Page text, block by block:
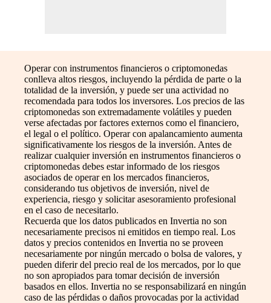
Operar con instrumentos financieros o criptomonedas
conlleva altos riesgos, incluyendo la pérdida de parte o la
totalidad de la inversión, y puede ser una actividad no
recomendada para todos los inversores. Los precios de las
criptomonedas son extremadamente volátiles y pueden
verse afectadas por factores externos como el financiero,
el legal o el político. Operar con apalancamiento aumenta
significativamente los riesgos de la inversión. Antes de
realizar cualquier inversión en instrumentos financieros o
criptomonedas debes estar informado de los riesgos
asociados de operar en los mercados financieros,
considerando tus objetivos de inversión, nivel de
experiencia, riesgo y solicitar asesoramiento profesional
en el caso de necesitarlo.
Recuerda que los datos publicados en Invertia no son
necesariamente precisos ni emitidos en tiempo real. Los
datos y precios contenidos en Invertia no se proveen
necesariamente por ningún mercado o bolsa de valores, y
pueden diferir del precio real de los mercados, por lo que
no son apropiados para tomar decisión de inversión
basados en ellos. Invertia no se responsabilizará en ningún
caso de las pérdidas o daños provocadas por la actividad